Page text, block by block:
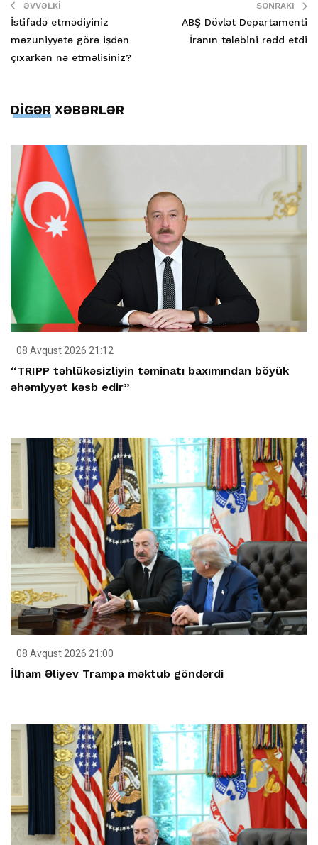
ƏVVƏLKI
İstifadə etmədiyiniz
məzuniyyətə görə işdən
çıxarkən nə etməlisiniz?
SONRAKI
ABŞ Dövlət Departamenti
İranın tələbini rədd etdi
DİGƏR XƏBƏRLƏR
08 Avqust 2026 21:12
“TRIPP təhlükəsizliyin təminatı baxımından böyük
əhəmiyyət kəsb edir”
08 Avqust 2026 21:00
İlham Əliyev Trampa məktub göndərdi